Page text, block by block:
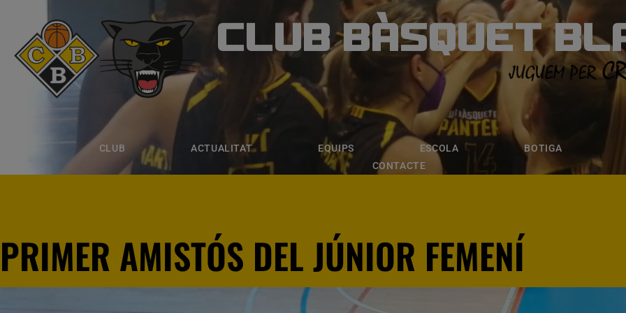
CLUB BÀSQUET
CLUB ACTUALITAT EQUIPS ESCOLA
BOTIGA
CONTACTE
CLUB BÀSQUET
ACTUALITAT ESCOLA BOTIGA
PRIMER AMISTÓS DEL JÚNIOR FEMENÍ